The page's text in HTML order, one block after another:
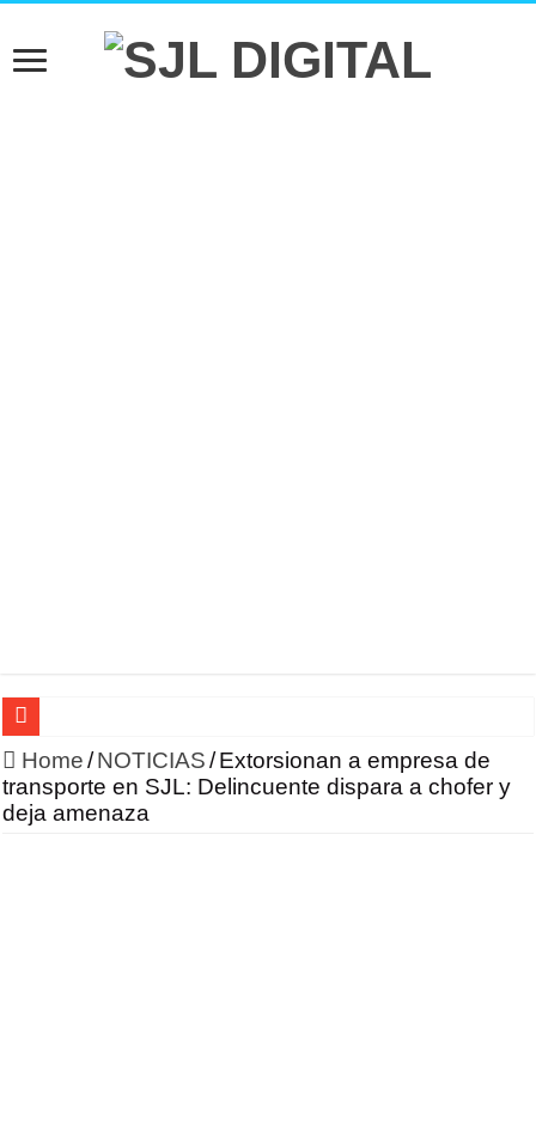
HONOR incursiona en la robótica con un enfoque en IA
Home /NOTICIAS /Extorsionan a empresa de
transporte en SJL: Delincuente dispara a chofer y
deja amenaza